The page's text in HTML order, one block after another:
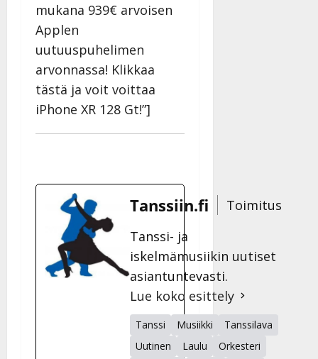
mukana 939€ arvoisen
Applen
uutuuspuhelimen
arvonnassa! Klikkaa
tästä ja voit voittaa
iPhone XR 128 Gt!”]
Tanssiin.fi
Toimitus
Tanssi- ja
iskelmämusiikin uutiset
asiantuntevasti.
Lue koko esittely
Tanssi Musiikki
Tanssilava
Uutinen
Laulu
Orkesteri